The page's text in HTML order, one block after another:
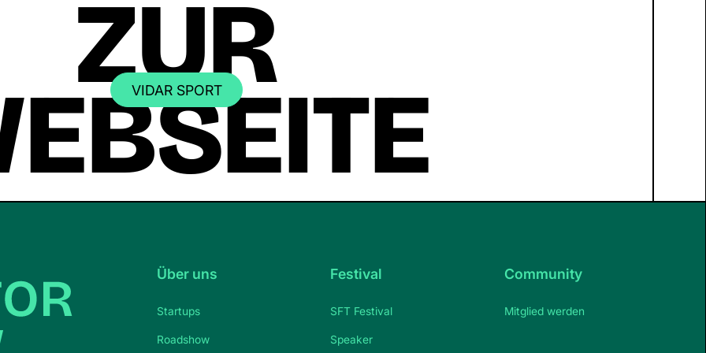
ZUR
VIDAR SPORT
Über uns
Startups
Roadshow
Festival
SFT Festival
Speaker
Community
Mitglied werden